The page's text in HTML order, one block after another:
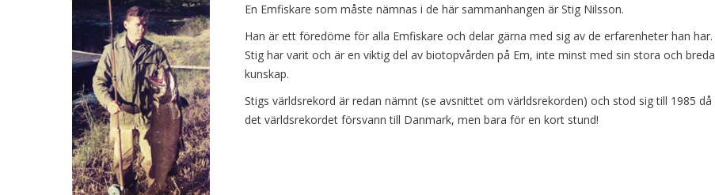
En Emfiskare som måste nämnas i de här sammanhangen är Stig Nilsson.
Han är ett föredöme för alla Emfiskare och delar gärna med sig av de erfarenheter han har.
Stig har varit och är en viktig del av biotopvården på Em, inte minst med sin stora och breda
kunskap.
Stigs världsrekord är redan nämnt (se avsnittet om världsrekorden) och stod sig till 1985 då
det världsrekordet försvann till Danmark, men bara för en kort stund!